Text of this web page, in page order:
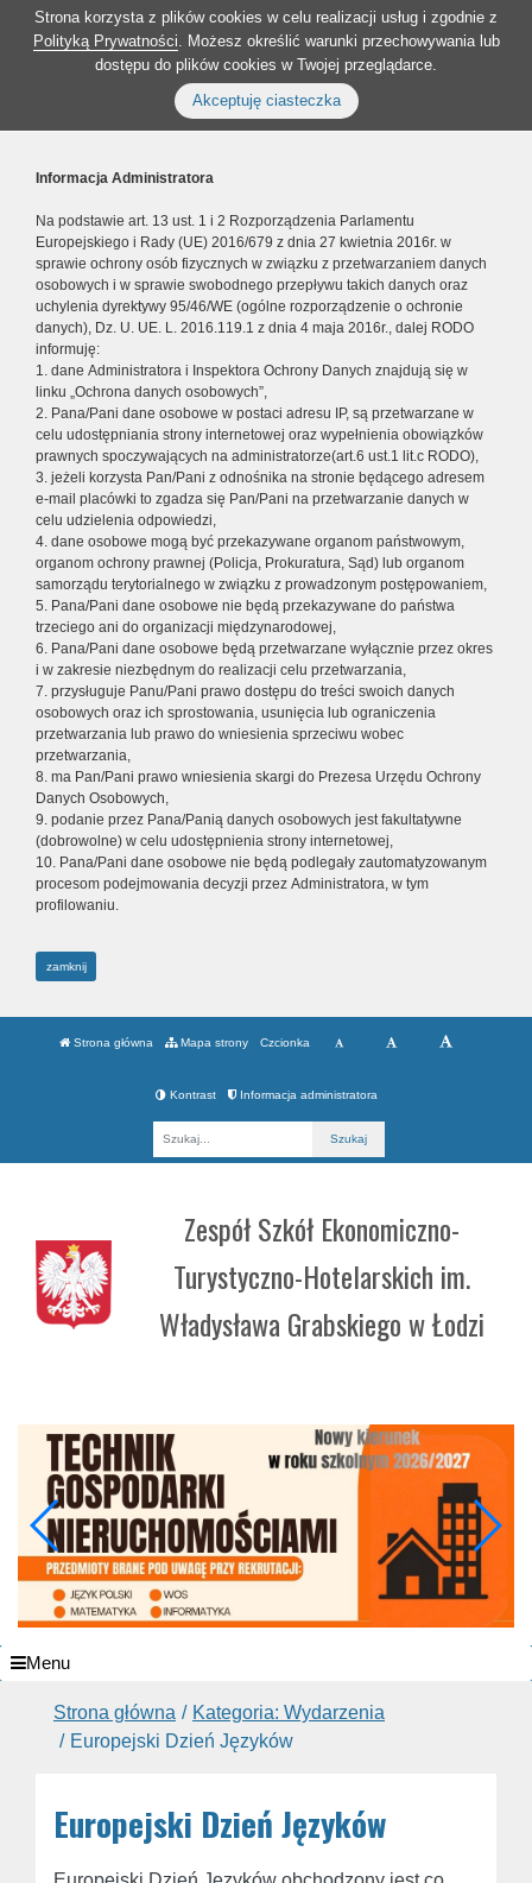
Strona korzysta z plików cookies w celu realizacji usług i zgodnie z
Polityką Prywatności. Możesz określić warunki przechowywania lub
dostępu do plików cookies w Twojej przeglądarce.
Akceptuję ciasteczka
Informacja Administratora
Na podstawie art. 13 ust. 1 i 2 Rozporządzenia Parlamentu
Europejskiego i Rady (UE) 2016/679 z dnia 27 kwietnia 2016r. w
sprawie ochrony osób fizycznych w związku z przetwarzaniem danych
osobowych i w sprawie swobodnego przepływu takich danych oraz
uchylenia dyrektywy 95/46/WE (ogólne rozporządzenie o ochronie
danych), Dz. U. UE. L. 2016.119.1 z dnia 4 maja 2016r., dalej RODO
informuję:
1. dane Administratora i Inspektora Ochrony Danych znajdują się w
linku „Ochrona danych osobowych”,
2. Pana/Pani dane osobowe w postaci adresu IP, są przetwarzane w
celu udostępniania strony internetowej oraz wypełnienia obowiązków
prawnych spoczywających na administratorze(art.6 ust.1 lit.c RODO),
3. jeżeli korzysta Pan/Pani z odnośnika na stronie będącego adresem
e-mail placówki to zgadza się Pan/Pani na przetwarzanie danych w
celu udzielenia odpowiedzi,
4. dane osobowe mogą być przekazywane organom państwowym,
organom ochrony prawnej (Policja, Prokuratura, Sąd) lub organom
samorządu terytorialnego w związku z prowadzonym postępowaniem,
5. Pana/Pani dane osobowe nie będą przekazywane do państwa
trzeciego ani do organizacji międzynarodowej,
6. Pana/Pani dane osobowe będą przetwarzane wyłącznie przez okres
i w zakresie niezbędnym do realizacji celu przetwarzania,
7. przysługuje Panu/Pani prawo dostępu do treści swoich danych
osobowych oraz ich sprostowania, usunięcia lub ograniczenia
przetwarzania lub prawo do wniesienia sprzeciwu wobec
przetwarzania,
8. ma Pan/Pani prawo wniesienia skargi do Prezesa Urzędu Ochrony
Danych Osobowych,
9. podanie przez Pana/Panią danych osobowych jest fakultatywne
(dobrowolne) w celu udostępnienia strony internetowej,
10. Pana/Pani dane osobowe nie będą podlegały zautomatyzowanym
procesom podejmowania decyzji przez Administratora, w tym
profilowaniu.
zamknij
Strona główna Mapa strony Czcionka
Kontrast Informacja administratora
Zespół Szkół Ekonomiczno-
Turystyczno-Hotelarskich im.
Władysława Grabskiego w Łodzi
Menu
Strona główna
Kategoria: Wydarzenia
Europejski Dzień Języków
Europejski Dzień Języków